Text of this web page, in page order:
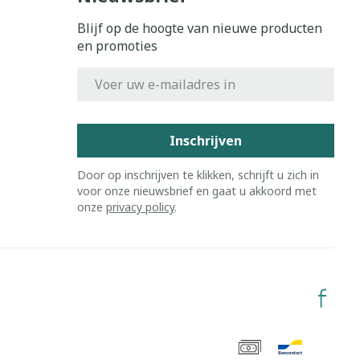
Blijf op de hoogte van nieuwe producten
en promoties
Inschrijven
Door op inschrijven te klikken, schrijft u zich in
voor onze nieuwsbrief en gaat u akkoord met
onze privacy policy.